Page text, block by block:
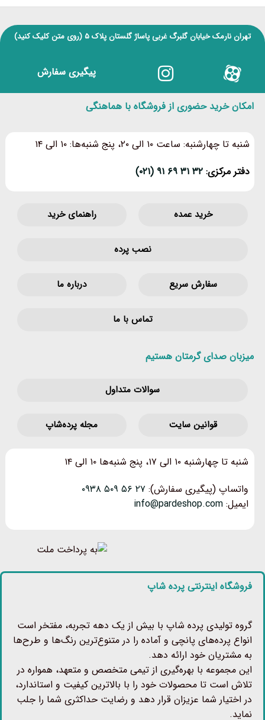
تهران نارمک خیابان گلبرگ غربی پاساژ گلستان پلاک ۵ (روی متن کلیک کنید)
پیگیری سفارش
امکان خرید حضوری از فروشگاه با هماهنگی
شنبه تا چهارشنبه: ساعت ۱۰ الی ۲۰، پنج شنبه‌ها: ۱۰ الی ۱۴
دفتر مرکزی: ۳۲ ۳۱ ۶۹ ۹۱ (۰۲۱)
خرید عمده راهنمای خرید
نصب پرده
سفارش سریع درباره ما
تماس با ما
میزبان صدای گرمتان هستیم
سوالات متداول
قوانین‌ سایت مجله پرده‌شاپ
شنبه تا چهارشنبه ۱۰ الی ۱۷، پنج شنبه‌ها ۱۰ الی ۱۴
واتساپ (پیگیری سفارش): ۲۷ ۵۶ ۵۰۹ ۰۹۳۸
ایمیل: info@pardeshop.com
فروشگاه اینترنتی پرده شاپ
گروه تولیدی پرده شاپ با بیش از یک دهه تجربه، مفتخر است
انواع پرده‌های پانچی و آماده را در متنوع‌ترین رنگ‌ها و طرح‌ها
به مشتریان خود ارائه دهد.
این مجموعه با بهره‌گیری از تیمی متخصص و متعهد، همواره در
تلاش است تا محصولات خود را با بالاترین کیفیت و استاندارد،
در اختیار شما عزیزان قرار دهد و رضایت حداکثری شما را جلب
نماید.